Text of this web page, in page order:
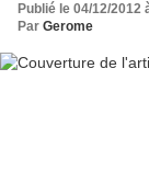
Publié le 04/12/2012
Par Gerome